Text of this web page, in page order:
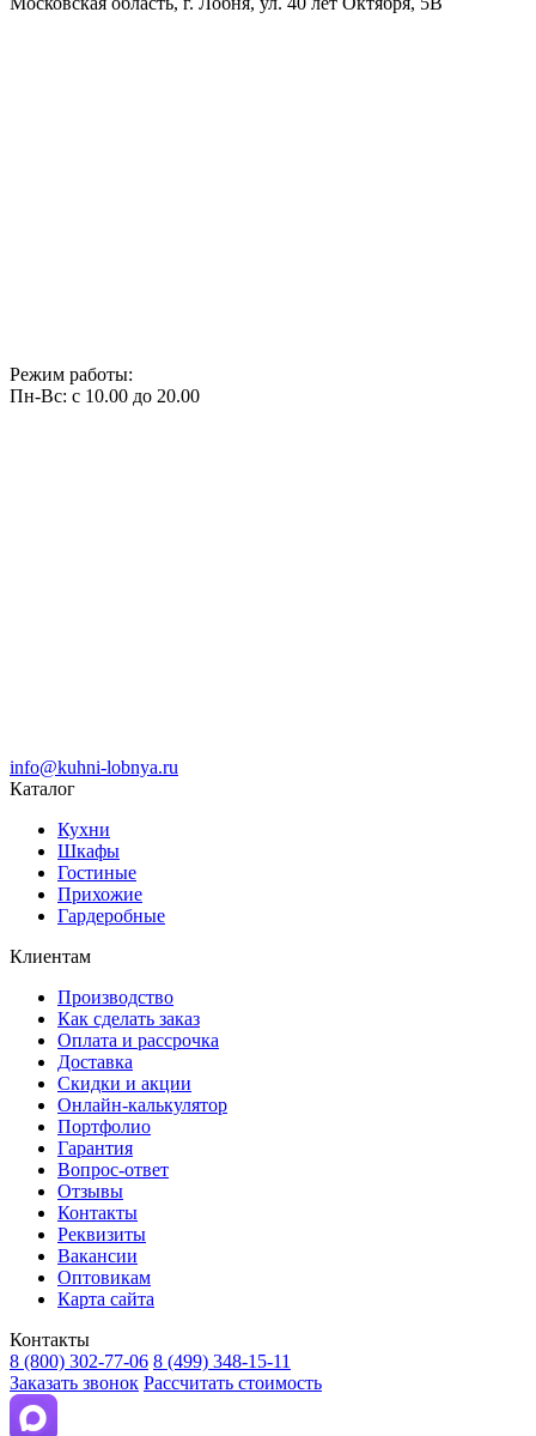
Режим работы:
Пн-Вс: с 10.00 до 20.00
info@kuhni-lobnya.ru
Каталог
Кухни
Шкафы
Гостиные
Прихожие
Гардеробные
Клиентам
Производство
Как сделать заказ
Оплата и рассрочка
Доставка
Скидки и акции
Онлайн-калькулятор
Портфолио
Гарантия
Вопрос-ответ
Отзывы
Контакты
Реквизиты
Вакансии
Оптовикам
Карта сайта
Контакты
8 (800) 302-77-06 8 (499) 348-15-11
Заказать звонок Рассчитать стоимость